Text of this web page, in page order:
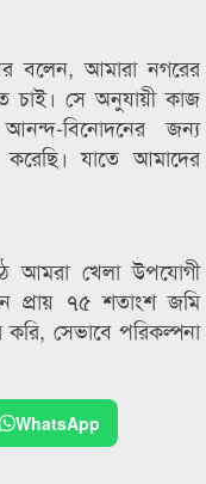
বলেন, আমারা নগরের
চাই। সে অনুযায়ী কাজ
বিনোদনের জন্য
যাতে আমাদের
আমরা খেলা উপযোগী
প্রায় ৭৫ শতাংশ জমি
সেভাবে পরিকল্পনা
WhatsApp